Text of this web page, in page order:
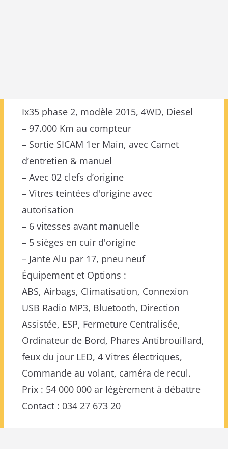
Ix35 phase 2, modèle 2015, 4WD, Diesel
– 97.000 Km au compteur
– Sortie SICAM 1er Main, avec Carnet
d’entretien & manuel
– Avec 02 clefs d’origine
– Vitres teintées d'origine avec
autorisation
– 6 vitesses avant manuelle
– 5 sièges en cuir d'origine
– Jante Alu par 17, pneu neuf
Équipement et Options :
ABS, Airbags, Climatisation, Connexion
USB Radio MP3, Bluetooth, Direction
Assistée, ESP, Fermeture Centralisée,
Ordinateur de Bord, Phares Antibrouillard,
feux du jour LED, 4 Vitres électriques,
Commande au volant, caméra de recul.
Prix : 54 000 000 ar légèrement à débattre
Contact : 034 27 673 20